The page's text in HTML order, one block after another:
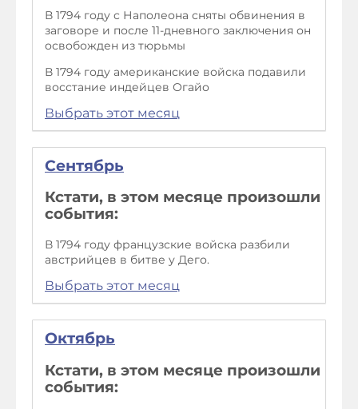
В 1794 году с Наполеона сняты обвинения в
заговоре и после 11-дневного заключения он
освобожден из тюрьмы
В 1794 году американские войска подавили
восстание индейцев Огайо
Выбрать этот месяц
Сентябрь
Кстати, в этом месяце произошли
события:
В 1794 году французские войска разбили
австрийцев в битве у Дего.
Выбрать этот месяц
Октябрь
Кстати, в этом месяце произошли
события: